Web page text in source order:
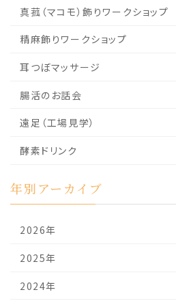
真菰（マコモ）飾りワークショップ
精麻飾りワークショップ
耳つぼマッサージ
腸活のお話会
遠足（工場見学）
酵素ドリンク
年別アーカイブ
2026年
2025年
2024年